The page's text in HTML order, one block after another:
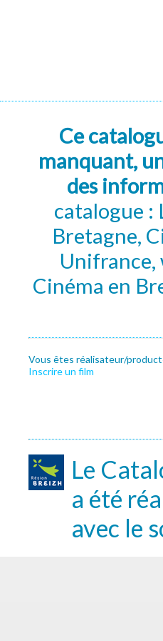
Ce
manquant,
des
catalogue :
Bretagne,
Unifrance,
Cinéma en
Vous êtes réalisateur/
Inscrire un film
Le
a été
avec le